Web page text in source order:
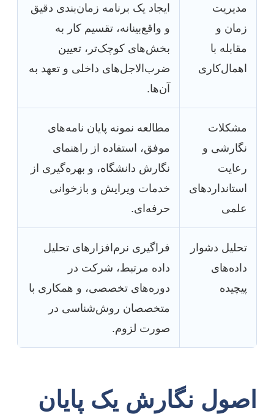
مدیریت
زمان و
مقابله با
اهمال‌کاری
ایجاد یک برنامه زمان‌بندی دقیق
و واقع‌بینانه، تقسیم کار به
بخش‌های کوچک‌تر، تعیین
ضرب‌الاجل‌های داخلی و تعهد به
آن‌ها.
مشکلات
نگارشی و
رعایت
استانداردهای
علمی
مطالعه نمونه پایان نامه‌های
موفق، استفاده از راهنمای
نگارش دانشگاه، و بهره‌گیری از
خدمات ویرایش و بازخوانی
حرفه‌ای.
تحلیل دشوار
داده‌های
پیچیده
فراگیری نرم‌افزارهای تحلیل
داده مرتبط، شرکت در
دوره‌های تخصصی، و همکاری با
متخصصان روش‌شناسی در
صورت لزوم.
اصول نگارش یک پایان